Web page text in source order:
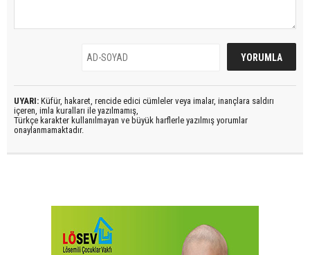
UYARI: Küfür, hakaret, rencide edici cümleler veya imalar, inançlara saldırı
içeren, imla kuralları ile yazılmamış,
Türkçe karakter kullanılmayan ve büyük harflerle yazılmış yorumlar
onaylanmamaktadır.